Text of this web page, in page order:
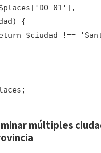
01'],
{
múltiples